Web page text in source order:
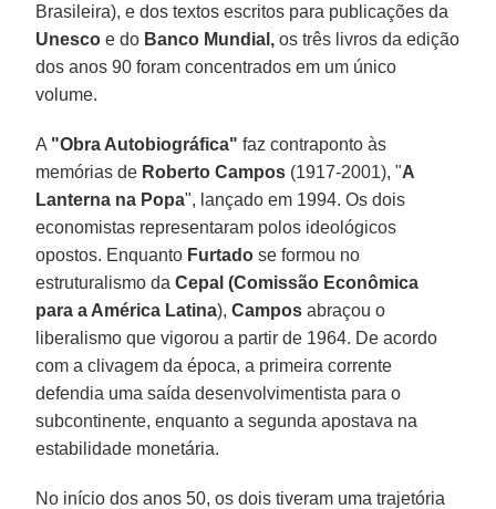
Brasileira), e dos textos escritos para publicações da
Unesco e do Banco Mundial, os três livros da edição
dos anos 90 foram concentrados em um único
volume.
A "Obra Autobiográfica" faz contraponto às
memórias de Roberto Campos (1917-2001), "A
Lanterna na Popa", lançado em 1994. Os dois
economistas representaram polos ideológicos
opostos. Enquanto Furtado se formou no
estruturalismo daCepal (Comissão Econômica
para a América Latina),Campos abraçou o
liberalismo que vigorou a partir de 1964. De acordo
com a clivagem da época, a primeira corrente
defendia uma saída desenvolvimentista para o
subcontinente, enquanto a segunda apostava na
estabilidade monetária.
No início dos anos 50, os dois tiveram uma trajetória